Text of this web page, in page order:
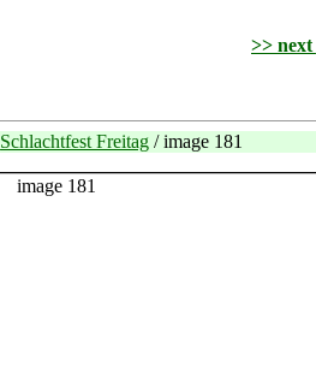
>>
Schlachtfest Freitag / image 181